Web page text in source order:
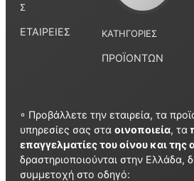
Σ
ΕΤΑΙΡΕΊΕΣ ΚΑΤΗΓΟΡΊΕΣ
ΠΡΟΪΌΝΤΩΝ
◦ Προβάλλετε την εταιρεία, τα
υπηρεσίες σας στα οινοποιεία, τα
επαγγελματίες του οίνου και της
δραστηριοποιούνται στην Ελλάδα,
συμμετοχή στο οδηγό: